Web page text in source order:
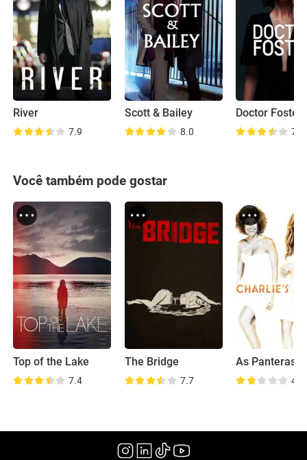
River
7.9
Scott & Bailey
8.0
Doctor Foster
7.6
Você também pode gostar
Top of the Lake
7.4
The Bridge
7.7
As Panteras
4.4